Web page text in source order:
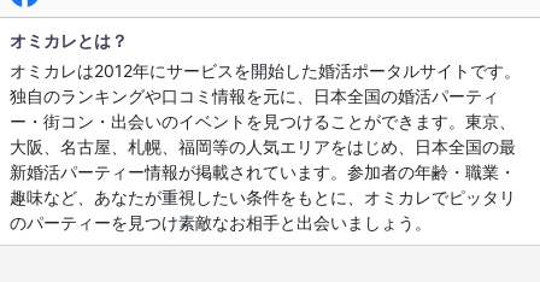
オミカレとは？
オミカレは2012年にサービスを開始した婚活ポータルサイトです。
独自のランキングや口コミ情報を元に、日本全国の婚活パーティ
ー・街コン・出会いのイベントを見つけることができます。東京、
大阪、名古屋、札幌、福岡等の人気エリアをはじめ、日本全国の最
新婚活パーティー情報が掲載されています。参加者の年齢・職業・
趣味など、あなたが重視したい条件をもとに、オミカレでピッタリ
のパーティーを見つけ素敵なお相手と出会いましょう。